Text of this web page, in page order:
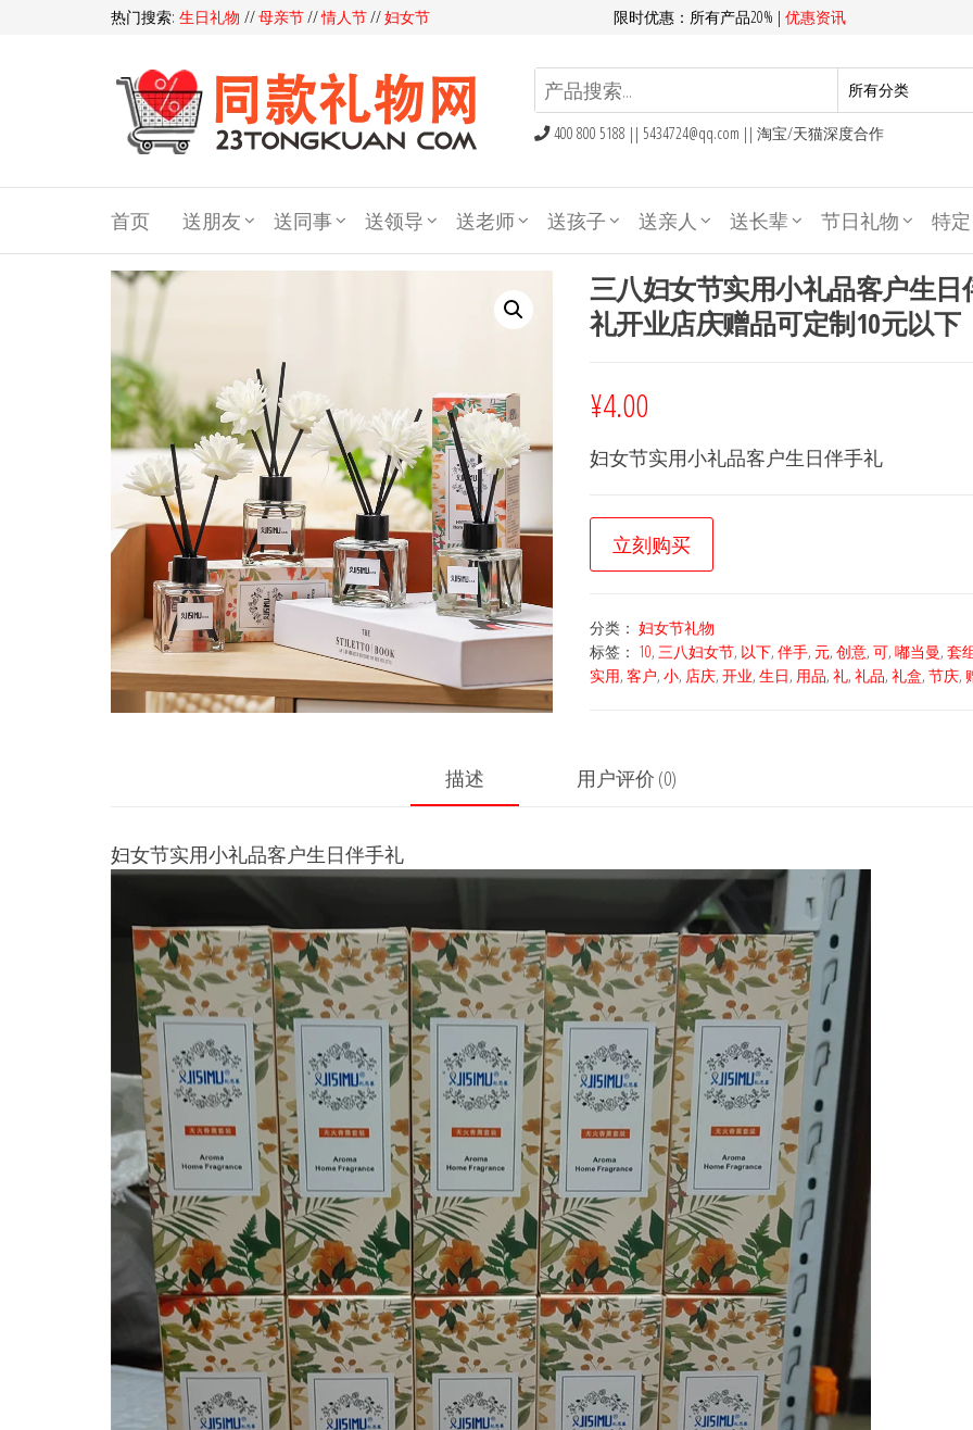
热门搜索: 生日礼物 //母亲节//情人节//妇女节 限时优惠：所有产品20% | 优惠资讯
款
礼
物
品
网
400 800 5188 || 5434724@qq.com || 淘宝/天猫深度合作
首页 送朋友 送同事 送领导 送老师 送孩子 送亲人 送长辈 节日礼物 特
三八妇女节实用小礼品客户生日
礼开业店庆赠品可定制10元以下
¥4.00
妇女节实用小礼品客户生日伴手礼
立刻购买
分类： 妇女节礼物
标签： 10, 三八妇女节, 以下, 伴手, 元, 创意, 可, 嘟当曼, 套
实用, 客户, 小, 店庆, 开业, 生日, 用品, 礼, 礼品, 礼盒, 节庆,
描述 用户评价 (0)
妇女节实用小礼品客户生日伴手礼